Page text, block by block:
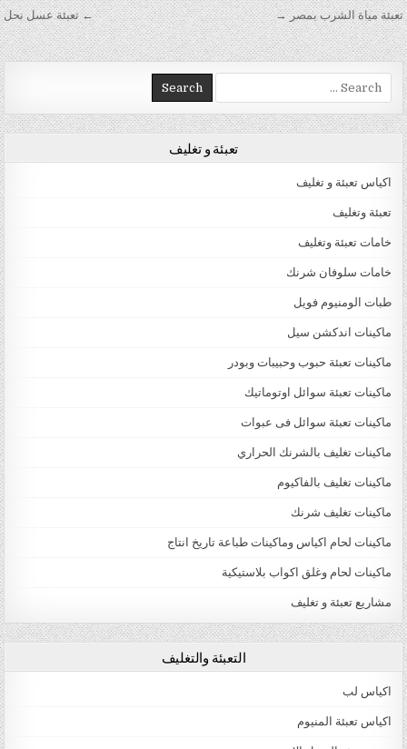
تصفّح المقالات ← تعبئة عسل نحل تعبئة مياة الشرب بمصر →
Search for:
تعبئة و تغليف
اكياس تعبئة و تغليف
تعبئة وتغليف
خامات تعبئة وتغليف
خامات سلوفان شرنك
طبات الومنيوم فويل
ماكينات اندكشن سيل
ماكينات تعبئة حبوب وحبيبات وبودر
ماكينات تعبئة سوائل اوتوماتيك
ماكينات تعبئة سوائل فى عبوات
ماكينات تغليف بالشرنك الحراري
ماكينات تغليف بالفاكيوم
ماكينات تغليف شرنك
ماكينات لحام اكياس وماكينات طباعة تاريخ انتاج
ماكينات لحام وغلق اكواب بلاستيكية
مشاريع تعبئة و تغليف
التعبئة والتغليف
اكياس لب
اكياس تعبئة المنيوم